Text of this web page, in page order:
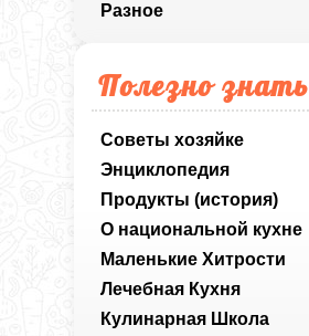
Разное
Полезно знать
Советы хозяйке
Энциклопедия
Продукты (история)
О национальной кухне
Маленькие Хитрости
Лечебная Кухня
Кулинарная Школа